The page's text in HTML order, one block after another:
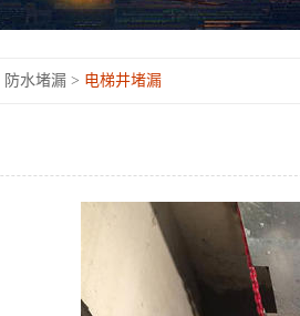
防水堵漏 > 电梯井堵漏